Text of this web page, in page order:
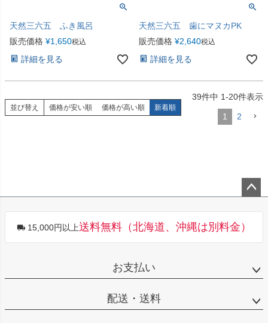
天然三六五 ふき風呂
販売価格 ¥1,650税込
詳細を見る
天然三六五 歯にマヌカPK
販売価格 ¥2,640税込
詳細を見る
並び替え 価格が安い順 価格が高い順 新着順
39件中 1-20件表示
1 2
ップ
へ
15,000円以上送料無料（北海道、沖縄は別料金）
お支払い
配送・送料